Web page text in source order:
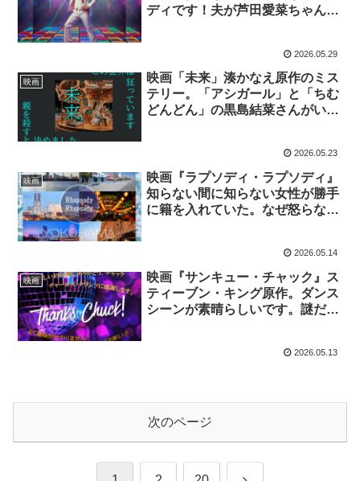
ディです！夫が芦田愛菜ちゃん好
2026.05.29
映画
映画「未来」湊かなえ原作のミス
テリー。「アシガール」と「ちむ
どんどん」の黒島結菜さんがいつ
2026.05.23
映画
映画『ラプソディ・ラプソディ』
知らない間に知らない女性が勝手
に籍を入れていた。なぜ怒らない
2026.05.14
映画
映画『サンキュー・チャック』ス
ティーブン・キング原作。ダンス
シーンが素晴らしいです。謎だら
2026.05.13
次のページ